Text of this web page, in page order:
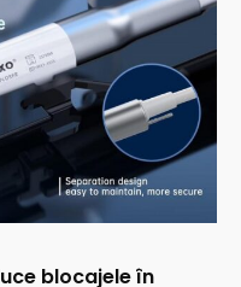
blocajele în